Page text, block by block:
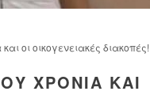
οι οικογενειακές διακοπές!
ΧΡΌΝΙΑ ΚΑΙ